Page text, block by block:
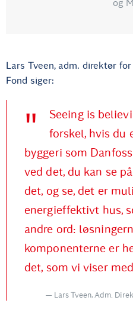
og
Lars Tveen, adm. direktør
Fond siger:
Seeing is
forskel, hvis du
byggeri som
ved det, du kan se
det, og se, det er
energieffektivt hus,
andre ord:
komponenterne er
det, som vi viser
Lars Tveen, Adm.